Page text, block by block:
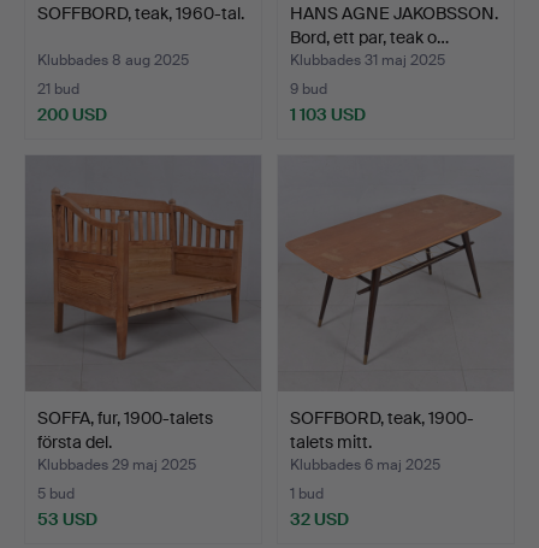
SOFFBORD, teak, 1960-tal.
Klubbades 8 aug 2025
21 bud
200 USD
HANS AGNE JAKOBSSON.
Bord, ett par, teak o…
Klubbades 31 maj 2025
9 bud
1 103 USD
SOFFA, fur, 1900-talets
första del.
Klubbades 29 maj 2025
5 bud
53 USD
SOFFBORD, teak, 1900-
talets mitt.
Klubbades 6 maj 2025
1 bud
32 USD